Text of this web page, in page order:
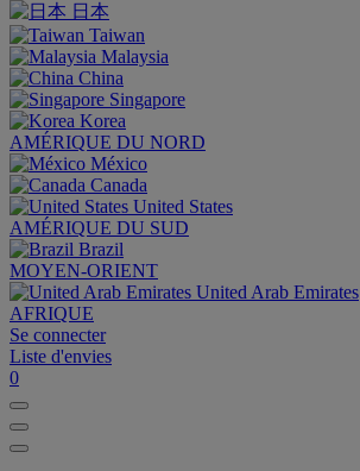
日本
Taiwan
Malaysia
China
Singapore
Korea
AMÉRIQUE DU NORD
México
Canada
United States
AMÉRIQUE DU SUD
Brazil
MOYEN-ORIENT
United Arab Emirates
AFRIQUE
Se connecter
Liste d'envies
0